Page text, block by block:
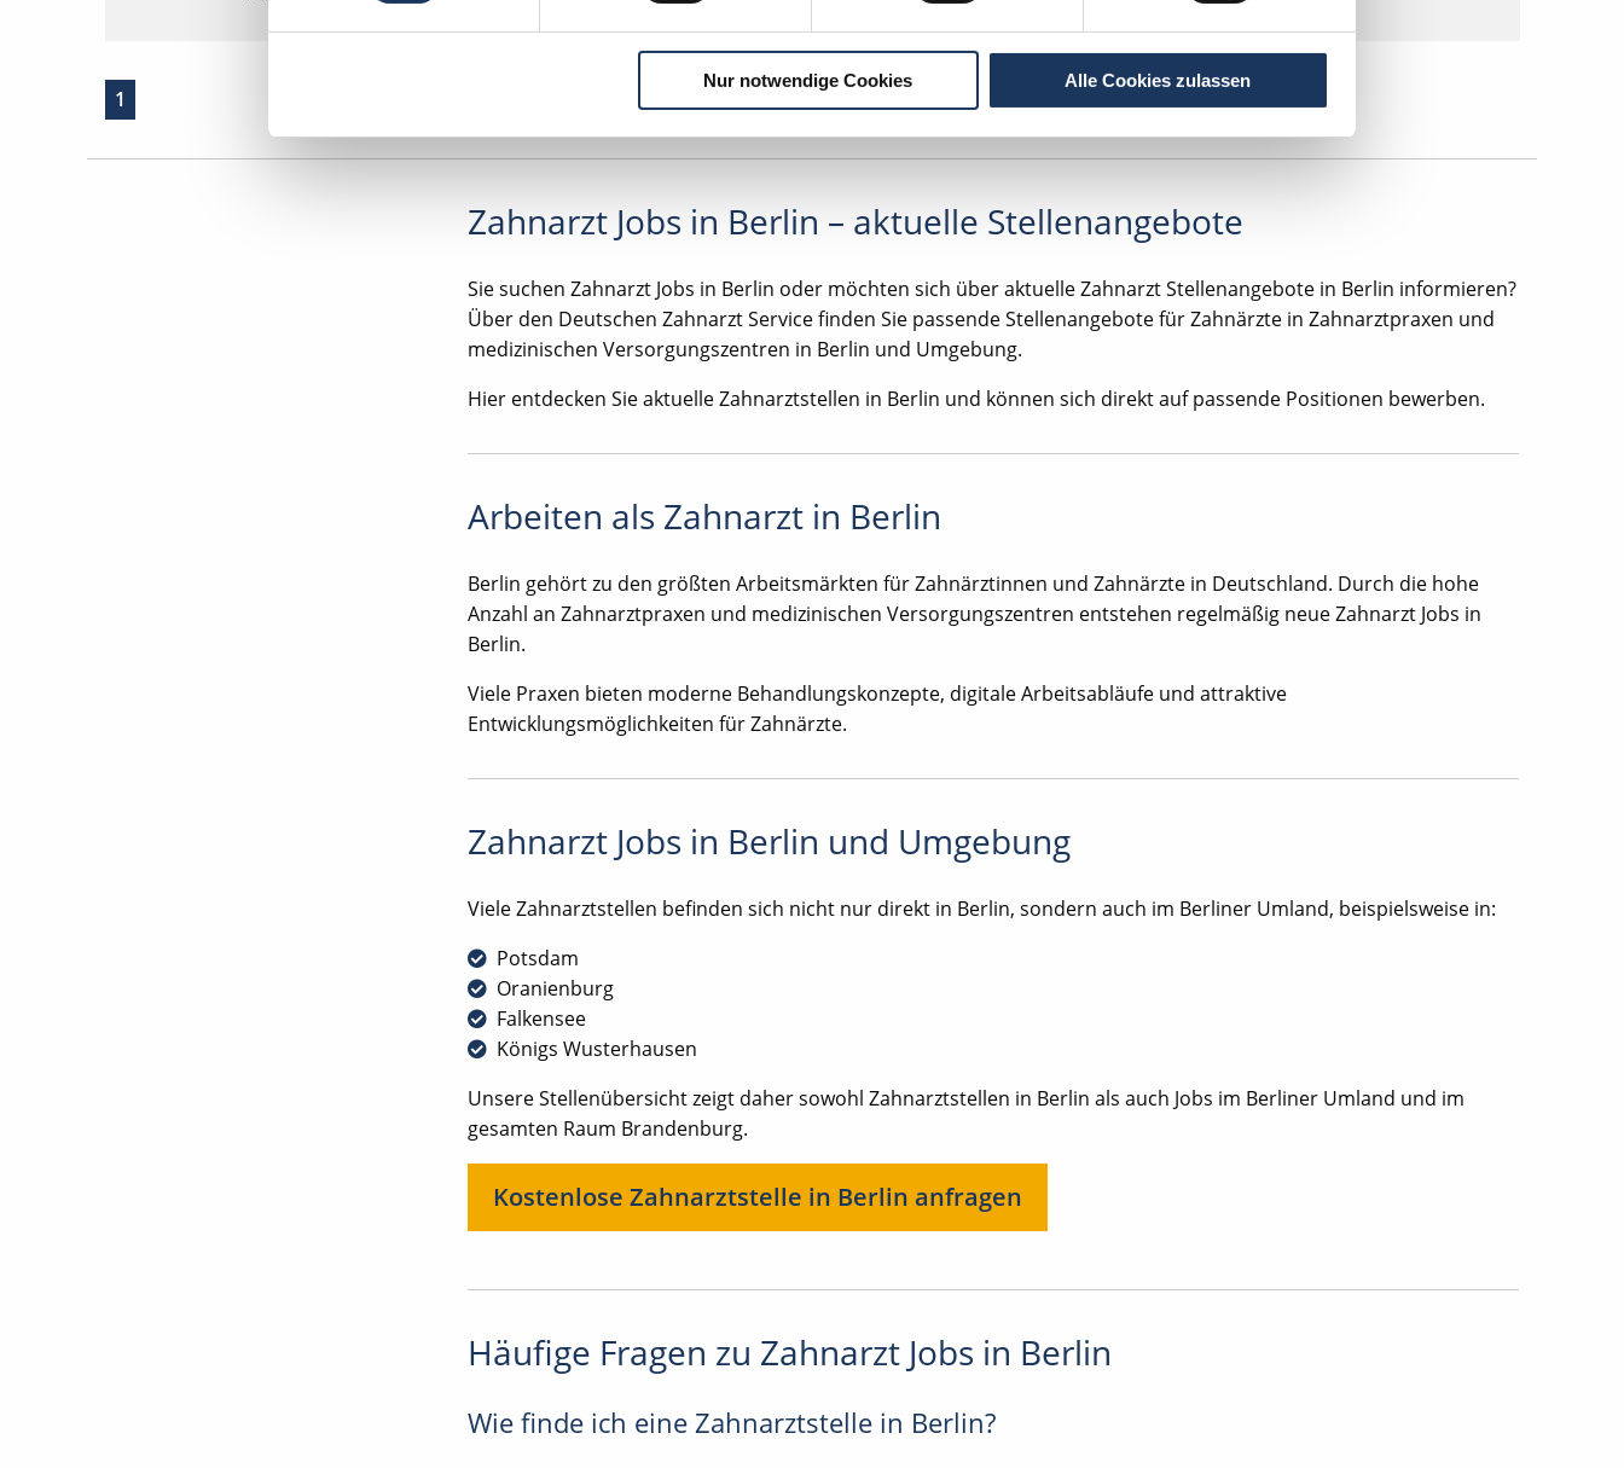
Nur notwendige Cookies Alle Cookies zulassen
1
Zahnarzt Jobs in Berlin – aktuelle Stellenangebote
Sie suchen Zahnarzt Jobs in Berlin oder möchten sich über aktuelle Zahnarzt Stellenangebote in Berlin informieren?
Über den Deutschen Zahnarzt Service finden Sie passende Stellenangebote für Zahnärzte in Zahnarztpraxen und
medizinischen Versorgungszentren in Berlin und Umgebung.
Hier entdecken Sie aktuelle Zahnarztstellen in Berlin und können sich direkt auf passende Positionen bewerben.
Arbeiten als Zahnarzt in Berlin
Berlin gehört zu den größten Arbeitsmärkten für Zahnärztinnen und Zahnärzte in Deutschland. Durch die hohe
Anzahl an Zahnarztpraxen und medizinischen Versorgungszentren entstehen regelmäßig neue Zahnarzt Jobs in
Berlin.
Viele Praxen bieten moderne Behandlungskonzepte, digitale Arbeitsabläufe und attraktive
Entwicklungsmöglichkeiten für Zahnärzte.
Zahnarzt Jobs in Berlin und Umgebung
Viele Zahnarztstellen befinden sich nicht nur direkt in Berlin, sondern auch im Berliner Umland, beispielsweise in:
Potsdam
Oranienburg
Falkensee
Königs Wusterhausen
Unsere Stellenübersicht zeigt daher sowohl Zahnarztstellen in Berlin als auch Jobs im Berliner Umland und im
gesamten Raum Brandenburg.
Kostenlose Zahnarztstelle in Berlin anfragen
Häufige Fragen zu Zahnarzt Jobs in Berlin
Wie finde ich eine Zahnarztstelle in Berlin?